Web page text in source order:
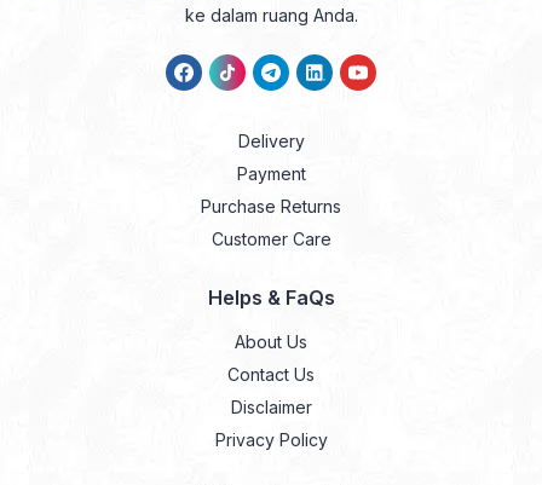
ke dalam ruang Anda.
Delivery
Payment
Purchase Returns
Customer Care
Helps & FaQs
About Us
Contact Us
Disclaimer
Privacy Policy